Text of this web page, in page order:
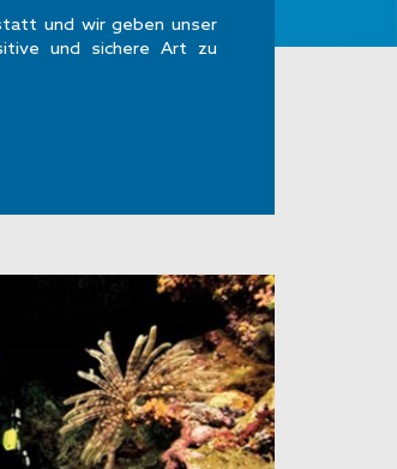
und wir geben unser
und sichere Art zu